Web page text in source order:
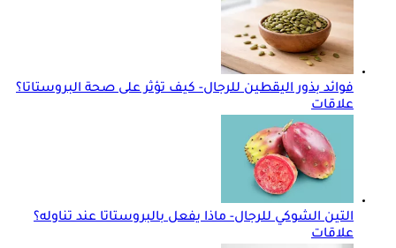
فوائد بذور اليقطين للرجال- كيف تؤثر على صحة البروستاتا؟
علاقات
التين الشوكي للرجال- ماذا يفعل بالبروستاتا عند تناوله؟
علاقات